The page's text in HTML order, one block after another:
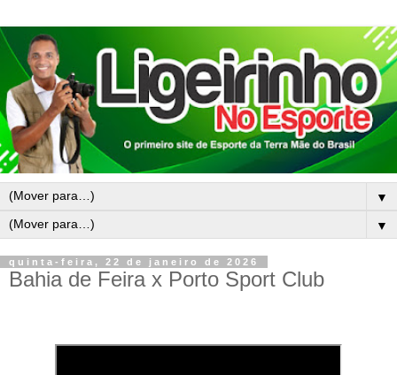
▼
▼
quinta-feira, 22 de janeiro de 2026
Bahia de Feira x Porto Sport Club